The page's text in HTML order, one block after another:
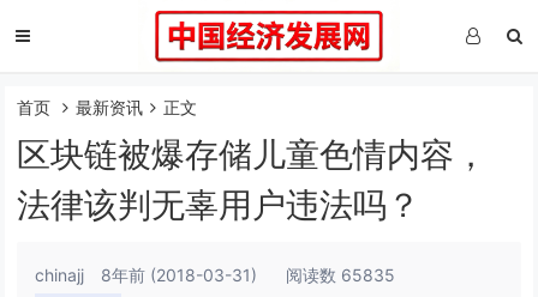
首页 最新资讯 正文
区块链被爆存储儿童色情内容，
法律该判无辜用户违法吗？
chinajj 8年前 (2018-03-31) 阅读数 65835